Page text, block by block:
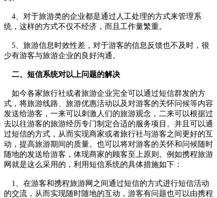
4、对于旅游类的企业都是通过人工处理的方式来管理系
统，这样的方式不仅不经济，而且工作量繁重。
5、旅游信息时效性差，对于游客的信息反馈也不及时，很
少有游客与旅游企业的良好沟通。
二、短信系统对以上问题的解决
如今各家旅行社或者旅游企业完全可以通过短信群发的方
式，将旅游线路、旅游优惠活动以及对游客的关怀问候等内容
发送给游客，一来可以刺激人们的旅游观念，二来可以根据过
去以往游客的旅游经历专门制定合适的服务项目。并且可以通
过短信的方式，从而实现商家或者旅行社与游客之间更好的互
动，提高旅游期间的质量。也可以将对游客的关怀和问候随时
随地的发送给游客，体现商家的顾客至上原则。例如携程旅游
网就是这么采用的，利用短信系统的具体措施如下：
1、在游客和携程旅游网之间通过短信的方式进行短信活动
的交流，从而实现随时随地的互动，游客有问题也可以由携程